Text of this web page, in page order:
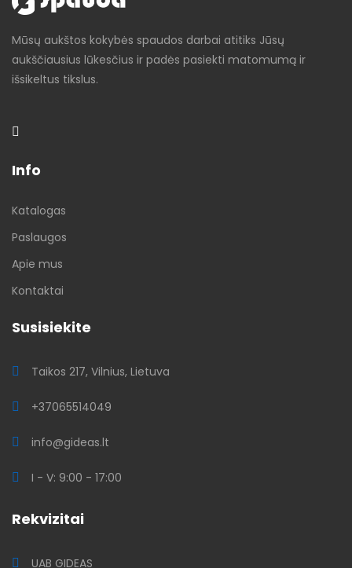
Mūsų aukštos kokybės spaudos darbai atitiks Jūsų
aukščiausius lūkesčius ir padės pasiekti matomumą ir
išsikeltus tikslus.
Info
Katalogas
Paslaugos
Apie mus
Kontaktai
Susisiekite
Taikos 217, Vilnius, Lietuva
+37065514049
info@gideas.lt
I - V: 9:00 - 17:00
Rekvizitai
UAB GIDEAS